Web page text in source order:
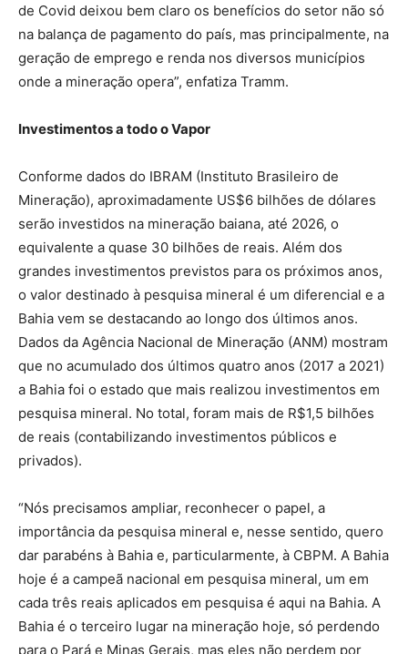
de Covid deixou bem claro os benefícios do setor não só
na balança de pagamento do país, mas principalmente, na
geração de emprego e renda nos diversos municípios
onde a mineração opera”, enfatiza Tramm.
Investimentos a todo o Vapor
Conforme dados do IBRAM (Instituto Brasileiro de
Mineração), aproximadamente US$6 bilhões de dólares
serão investidos na mineração baiana, até 2026, o
equivalente a quase 30 bilhões de reais. Além dos
grandes investimentos previstos para os próximos anos,
o valor destinado à pesquisa mineral é um diferencial e a
Bahia vem se destacando ao longo dos últimos anos.
Dados da Agência Nacional de Mineração (ANM) mostram
que no acumulado dos últimos quatro anos (2017 a 2021)
a Bahia foi o estado que mais realizou investimentos em
pesquisa mineral. No total, foram mais de R$1,5 bilhões
de reais (contabilizando investimentos públicos e
privados).
“Nós precisamos ampliar, reconhecer o papel, a
importância da pesquisa mineral e, nesse sentido, quero
dar parabéns à Bahia e, particularmente, à CBPM. A Bahia
hoje é a campeã nacional em pesquisa mineral, um em
cada três reais aplicados em pesquisa é aqui na Bahia. A
Bahia é o terceiro lugar na mineração hoje, só perdendo
para o Pará e Minas Gerais, mas eles não perdem por